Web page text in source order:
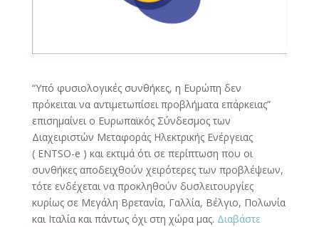
“Υπό φυσιολογικές συνθήκες, η Ευρώπη δεν
πρόκειται να αντιμετωπίσει προβλήματα επάρκειας”
επισημαίνει ο Ευρωπαϊκός Σύνδεσμος των
Διαχειριστών Μεταφοράς Ηλεκτρικής Ενέργειας
( ENTSO-e ) και εκτιμά ότι σε περίπτωση που οι
συνθήκες αποδειχθούν χειρότερες των προβλέψεων,
τότε ενδέχεται να προκληθούν δυσλειτουργίες
κυρίως σε Μεγάλη Βρετανία, Γαλλία, Βέλγιο, Πολωνία
και Ιταλία και πάντως όχι στη χώρα μας. Διαβάστε